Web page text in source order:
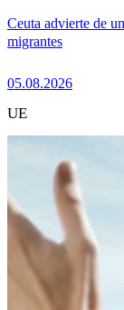
Ceuta advierte de
migrantes
05.08.2026
UE